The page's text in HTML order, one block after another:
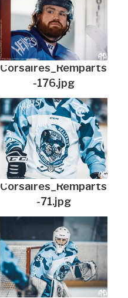
Corsaires_Remparts
-176.jpg
Corsaires_Remparts
-71.jpg